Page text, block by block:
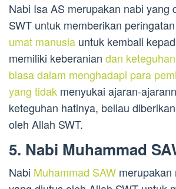
Nabi Isa AS merupakan nabi yang
SWT untuk memberikan peringatan
umat manusia untuk kembali
memiliki keberanian dan
biasa dalam menghadapi para
yang tidak menyukai ajaran-
keteguhan hatinya, beliau
oleh Allah SWT.
5. Nabi Muhammad
Nabi Muhammad SAW merupakan